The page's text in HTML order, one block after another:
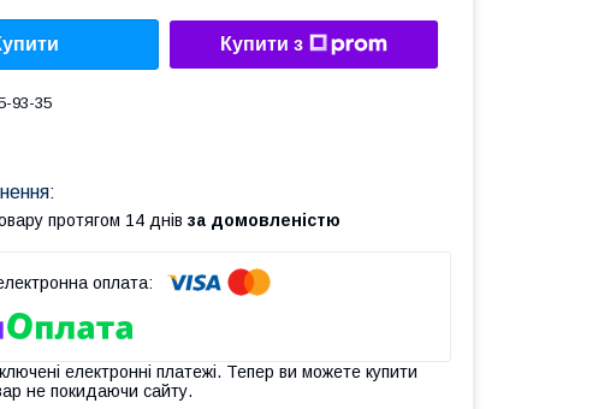
Купити з
93-35
протягом 14 днів за домовленістю
електронні платежі. Тепер ви можете купити
не покидаючи сайту.